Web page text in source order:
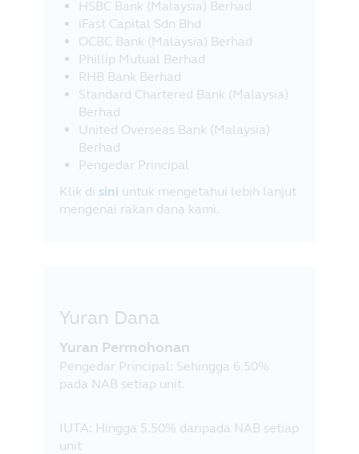
HSBC Bank (Malaysia) Berhad
iFast Capital Sdn Bhd
OCBC Bank (Malaysia) Berhad
Phillip Mutual Berhad
RHB Bank Berhad
Standard Chartered Bank (Malaysia)
Berhad
United Overseas Bank (Malaysia)
Berhad
Pengedar Principal
Klik di sini untuk mengetahui lebih lanjut
mengenai rakan dana kami.
Yuran Dana
Yuran Permohonan
Pengedar Principal: Sehingga 6.50%
pada NAB setiap unit.
IUTA: Hingga 5.50% daripada NAB setiap
unit